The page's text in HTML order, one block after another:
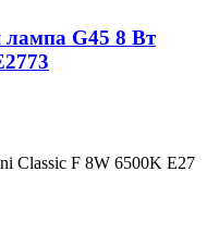
лампа G45 8 Вт
Classic F 8W 6500K E27